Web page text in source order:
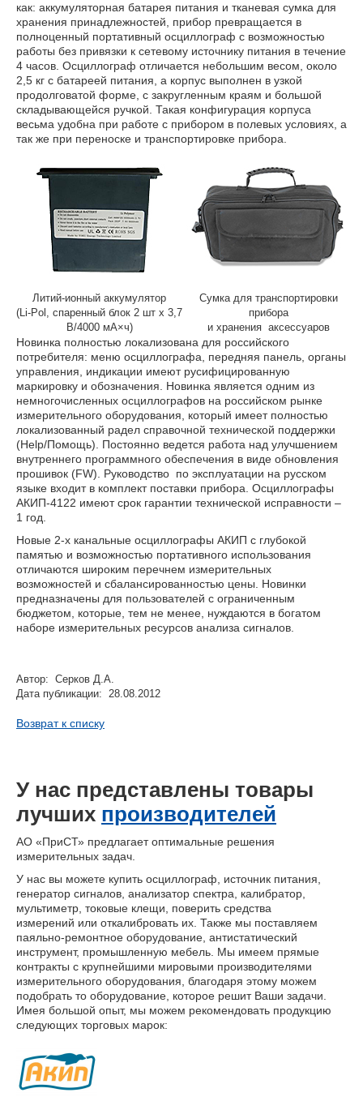
как: аккумуляторная батарея питания и тканевая сумка для
хранения принадлежностей, прибор превращается в
полноценный портативный осциллограф с возможностью
работы без привязки к сетевому источнику питания в течение
4 часов. Осциллограф отличается небольшим весом, около
2,5 кг с батареей питания, а корпус выполнен в узкой
продолговатой форме, с закругленным краям и большой
складывающейся ручкой. Такая конфигурация корпуса
весьма удобна при работе с прибором в полевых условиях, а
так же при переноске и транспортировке прибора.
Литий-ионный аккумулятор
(Li-Pol, спаренный блок 2 шт х 3,7
В/4000 мА×ч)
Сумка для транспортировки
прибора
и хранения аксессуаров
Новинка полностью локализована для российского
потребителя: меню осциллографа, передняя панель, органы
управления, индикации имеют русифицированную
маркировку и обозначения. Новинка является одним из
немногочисленных осциллографов на российском рынке
измерительного оборудования, который имеет полностью
локализованный радел справочной технической поддержки
(Help/Помощь). Постоянно ведется работа над улучшением
внутреннего программного обеспечения в виде обновления
прошивок (FW). Руководство по эксплуатации на русском
языке входит в комплект поставки прибора. Осциллографы
АКИП-4122 имеют срок гарантии технической исправности –
1 год.
Новые 2-х канальные осциллографы АКИП с глубокой
памятью и возможностью портативного использования
отличаются широким перечнем измерительных
возможностей и сбалансированностью цены. Новинки
предназначены для пользователей с ограниченным
бюджетом, которые, тем не менее, нуждаются в богатом
наборе измерительных ресурсов анализа сигналов.
Автор: Серков Д.А.
Дата публикации: 28.08.2012
Возврат к списку
У нас представлены товары
лучших производителей
АО «ПриСТ» предлагает оптимальные решения
измерительных задач.
У нас вы можете купить осциллограф, источник питания,
генератор сигналов, анализатор спектра, калибратор,
мультиметр, токовые клещи, поверить средства
измерений или откалибровать их. Также мы поставляем
паяльно-ремонтное оборудование, антистатический
инструмент, промышленную мебель. Мы имеем прямые
контракты с крупнейшими мировыми производителями
измерительного оборудования, благодаря этому можем
подобрать то оборудование, которое решит Ваши задачи.
Имея большой опыт, мы можем рекомендовать продукцию
следующих торговых марок: